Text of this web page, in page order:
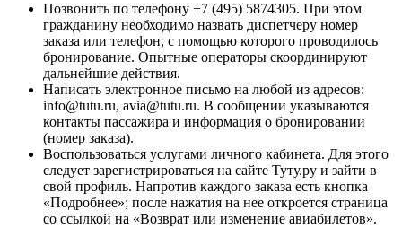
Позвонить по телефону +7 (495) 5874305. При этом
гражданину необходимо назвать диспетчеру номер
заказа или телефон, с помощью которого проводилось
бронирование. Опытные операторы скоординируют
дальнейшие действия.
Написать электронное письмо на любой из адресов:
info@tutu.ru, avia@tutu.ru. В сообщении указываются
контакты пассажира и информация о бронировании
(номер заказа).
Воспользоваться услугами личного кабинета. Для этого
следует зарегистрироваться на сайте Туту.ру и зайти в
свой профиль. Напротив каждого заказа есть кнопка
«Подробнее»; после нажатия на нее откроется страница
со ссылкой на «Возврат или изменение авиабилетов».